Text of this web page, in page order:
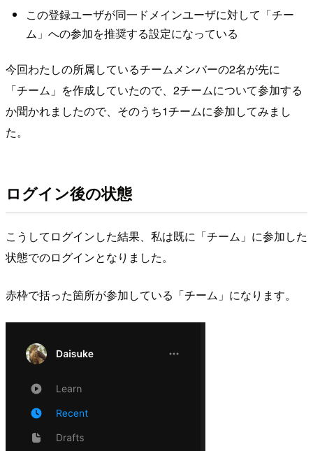
この登録ユーザが同一ドメインユーザに対して「チー
ム」への参加を推奨する設定になっている
今回わたしの所属しているチームメンバーの2名が先に
「チーム」を作成していたので、2チームについて参加する
か聞かれましたので、そのうち1チームに参加してみまし
た。
ログイン後の状態
こうしてログインした結果、私は既に「チーム」に参加した
状態でのログインとなりました。
赤枠で括った箇所が参加している「チーム」になります。